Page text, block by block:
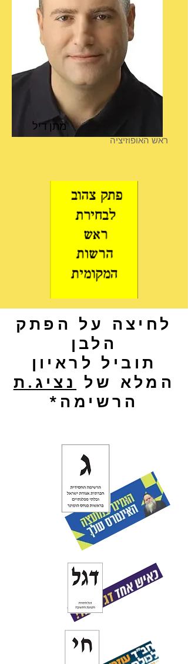
מתן דיל
ראש האופוזיציה
לחיצה על הפתק
הלבן
תוביל לראיון
המלא של
נציג.ת
הרשימה*